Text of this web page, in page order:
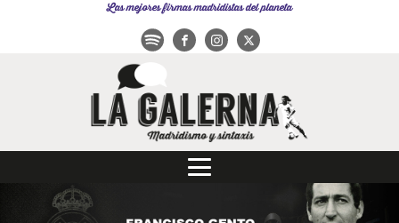
Las mejores firmas madridistas del planeta